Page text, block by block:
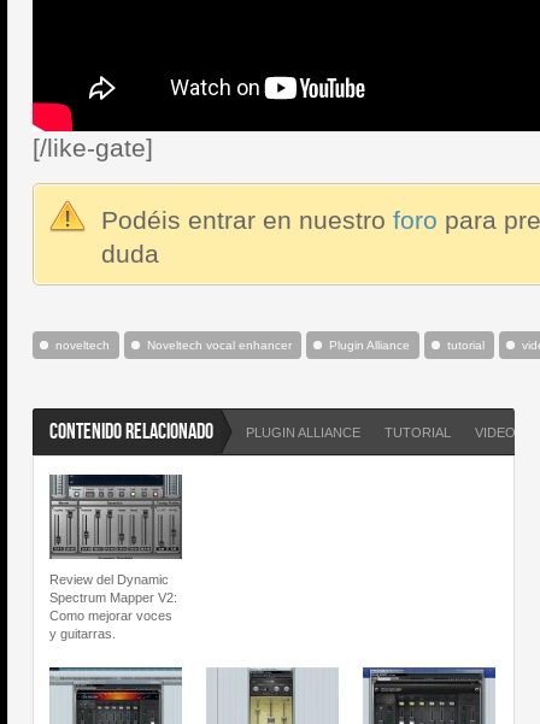
[/like-gate]
Podéis entrar en nuestro foro para
duda
noveltech Noveltech vocal enhancer Plugin Alliance tutorial
CONTENIDO RELACIONADO PLUGIN ALLIANCE TUTORIAL VIDEO
Review del Dynamic
Spectrum Mapper V2:
Como mejorar voces
y guitarras.